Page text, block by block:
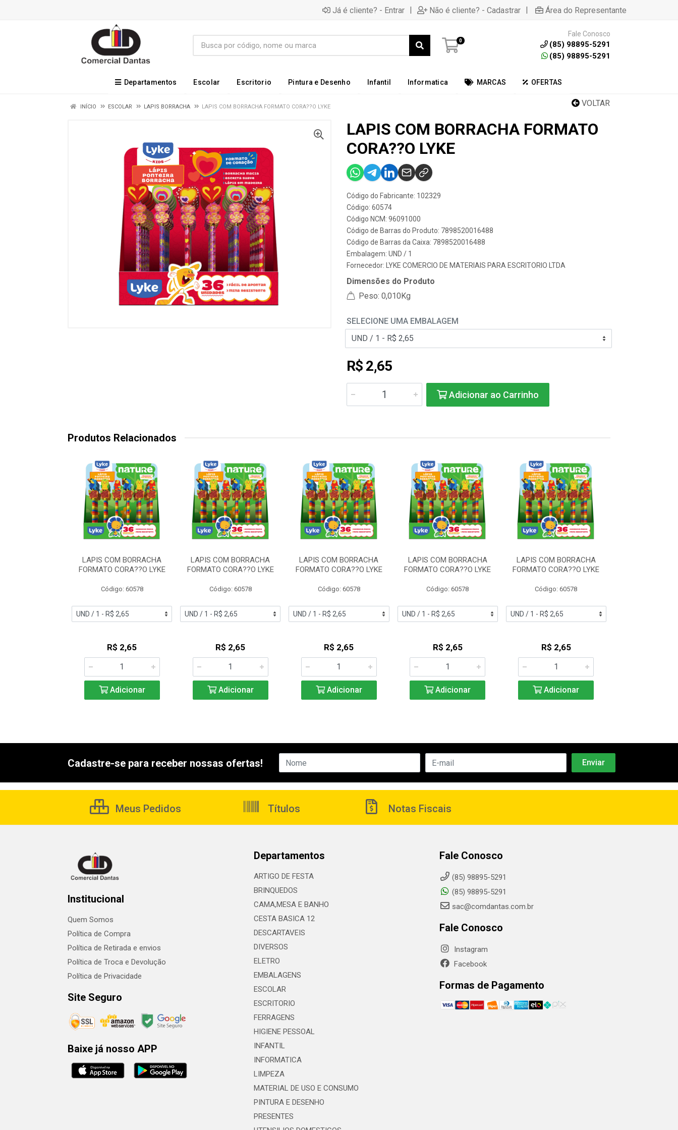
Já é cliente? - Entrar | Não é cliente? - Cadastrar | Área do Representante
0
Fale Conosco
(85) 98895-5291
(85) 98895-5291
Departamentos Escolar Escritorio Pintura e Desenho Infantil Informatica MARCAS OFERTAS
VOLTAR
INÍCIO ESCOLAR LAPIS BORRACHA LAPIS COM BORRACHA FORMATO CORA??O LYKE
LAPIS COM BORRACHA FORMATO
CORA??O LYKE
Código do Fabricante: 102329
Código: 60574
Código NCM: 96091000
Código de Barras do Produto: 7898520016488
Código de Barras da Caixa: 7898520016488
Embalagem: UND / 1
Fornecedor: LYKE COMERCIO DE MATERIAIS PARA ESCRITORIO LTDA
Dimensões do Produto
Peso: 0,010Kg
SELECIONE UMA EMBALAGEM
R$ 2,65
Adicionar ao Carrinho
Produtos Relacionados
LAPIS COM BORRACHA
FORMATO CORA??O LYKE
Código: 60578
R$ 2,65
Adicionar
LAPIS COM BORRACHA
FORMATO CORA??O LYKE
Código: 60578
R$ 2,65
Adicionar
LAPIS COM BORRACHA
FORMATO CORA??O LYKE
Código: 60578
R$ 2,65
Adicionar
LAPIS COM BORRACHA
FORMATO CORA??O LYKE
Código: 60578
R$ 2,65
Adicionar
LAPIS COM BORRACHA
FORMATO CORA??O LYKE
Código: 60578
R$ 2,65
Adicionar
Cadastre-se para receber nossas ofertas!
Meus Pedidos Títulos Notas Fiscais
Institucional
Quem Somos
Política de Compra
Política de Retirada e envios
Política de Troca e Devolução
Política de Privacidade
Site Seguro
Baixe já nosso APP
Departamentos
ARTIGO DE FESTA
BRINQUEDOS
CAMA,MESA E BANHO
CESTA BASICA 12
DESCARTAVEIS
DIVERSOS
ELETRO
EMBALAGENS
ESCOLAR
ESCRITORIO
FERRAGENS
HIGIENE PESSOAL
INFANTIL
INFORMATICA
LIMPEZA
MATERIAL DE USO E CONSUMO
PINTURA E DESENHO
PRESENTES
Fale Conosco
(85) 98895-5291
(85) 98895-5291
sac@comdantas.com.br
Fale Conosco
Instagram
Facebook
Formas de Pagamento